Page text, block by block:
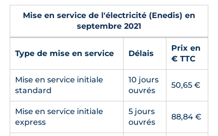
Mise en service de l'électricité (Enedis) en
septembre 2021
Type de mise en service Délais
Prix en
€ TTC
Mise en service initiale
standard
10 jours
ouvrés
50,65 €
Mise en service initiale
express
5 jours
ouvrés
88,84 €